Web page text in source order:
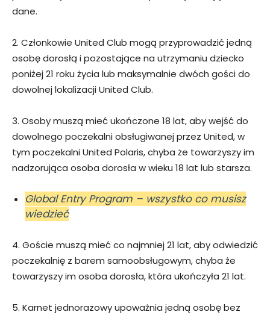
dane.
2. Członkowie United Club mogą przyprowadzić jedną
osobę dorosłą i pozostające na utrzymaniu dziecko
poniżej 21 roku życia lub maksymalnie dwóch gości do
dowolnej lokalizacji United Club.
3. Osoby muszą mieć ukończone 18 lat, aby wejść do
dowolnego poczekalni obsługiwanej przez United, w
tym poczekalni United Polaris, chyba że towarzyszy im
nadzorująca osoba dorosła w wieku 18 lat lub starsza.
Global Entry Program – wszystko co musisz
wiedzieć
4. Goście muszą mieć co najmniej 21 lat, aby odwiedzić
poczekalnię z barem samoobsługowym, chyba że
towarzyszy im osoba dorosła, która ukończyła 21 lat.
5. Karnet jednorazowy upoważnia jedną osobę bez